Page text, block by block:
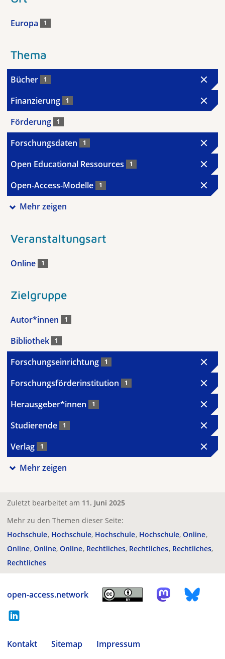
Europa 1
Thema
Bücher 1
Finanzierung 1
Förderung 1
Forschungsdaten 1
Open Educational Ressources 1
Open-Access-Modelle 1
Mehr zeigen
Veranstaltungsart
Online 1
Zielgruppe
Autor*innen 1
Bibliothek 1
Forschungseinrichtung 1
Forschungsförderinstitution 1
Herausgeber*innen 1
Studierende 1
Verlag 1
Mehr zeigen
Zuletzt bearbeitet am 11. Juni 2025
Mehr zu den Themen dieser Seite:
Hochschule Hochschule Hochschule Hochschule Online
Online Online Online Rechtliches Rechtliches Rechtliches
Rechtliches
open-access.network
Kontakt Sitemap
Impressum